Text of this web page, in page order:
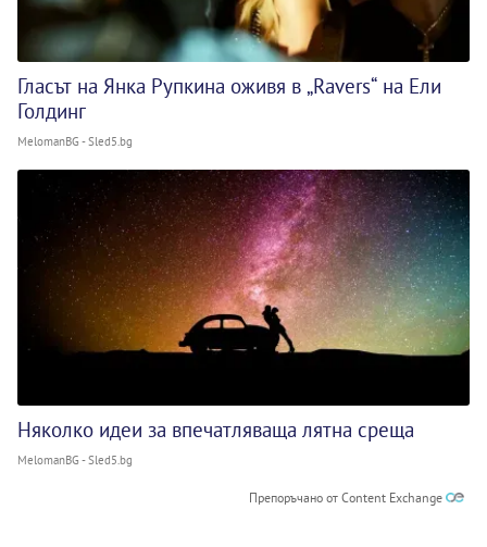
Гласът на Янка Рупкина оживя в „Ravers“ на Ели
Голдинг
MelomanBG - Sled5.bg
Няколко идеи за впечатляваща лятна среща
MelomanBG - Sled5.bg
Препоръчано от Content Exchange